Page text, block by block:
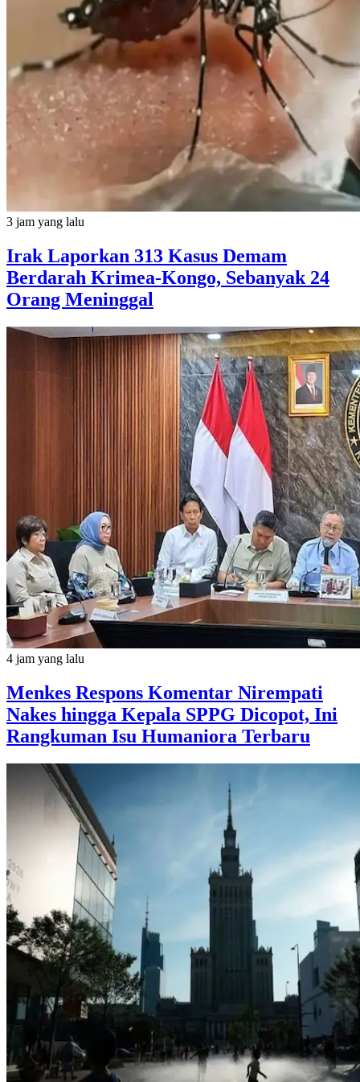
3 jam yang lalu
Irak Laporkan 313 Kasus Demam
Berdarah Krimea-Kongo, Sebanyak 24
Orang Meninggal
4 jam yang lalu
Menkes Respons Komentar Nirempati
Nakes hingga Kepala SPPG Dicopot, Ini
Rangkuman Isu Humaniora Terbaru